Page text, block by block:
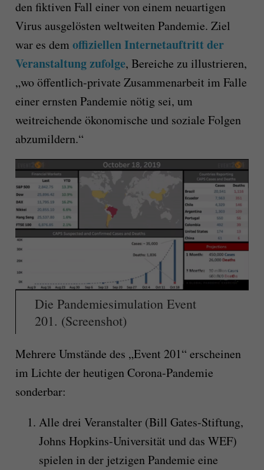
den fiktiven Fall einer von einem neuartigen
Virus ausgelösten weltweiten Pandemie. Ziel
war es dem offiziellen Internetauftritt der
Veranstaltung zufolge, Bereiche zu illustrieren,
„wo öffentlich-private Zusammenarbeit im Falle
einer ernsten Pandemie nötig sei, um
weitreichende ökonomische und soziale Folgen
abzumildern.“
Die Pandemiesimulation Event
201. (Screenshot)
Mehrere Umstände des „Event 201“ erscheinen
im Lichte der heutigen Corona-Pandemie
sonderbar:
Alle drei Veranstalter (Bill Gates-Stiftung,
Johns Hopkins-Universität und das WEF)
spielen in der jetzigen Pandemie eine